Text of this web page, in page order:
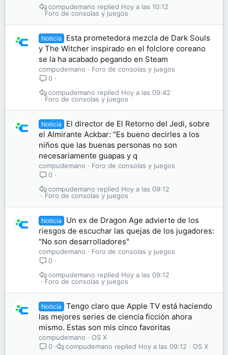
Foro de consolas y juegos
Hoy a las 10:12
compudemano
Noticia
Esta prometedora mezcla de Dark Souls
y The Witcher inspirado en el folclore coreano
se la ha acabado pegando en Steam
compudemano
Foro de consolas y juegos
0
Foro de consolas y juegos
Hoy a las 09:42
compudemano
Noticia
El director de El Retorno del Jedi, sobre
el Almirante Ackbar: "Es bueno decirles a los
niños que las buenas personas no son
necesariamente guapas y q
compudemano
Foro de consolas y juegos
0
Foro de consolas y juegos
Hoy a las 09:12
compudemano
Noticia
Un ex de Dragon Age advierte de los
riesgos de escuchar las quejas de los jugadores:
"No son desarrolladores"
compudemano
Foro de consolas y juegos
0
Foro de consolas y juegos
Hoy a las 09:12
compudemano
Noticia
Tengo claro que Apple TV está haciendo
las mejores series de ciencia ficción ahora
mismo. Estas son mis cinco favoritas
compudemano
OS X
0
OS X
Hoy a las 09:12
compudemano